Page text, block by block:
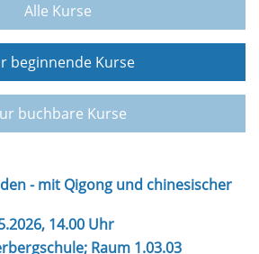
Alle Kurse
beginnende Kurse
buchbare Kurse
- mit Qigong und chinesischer
14.00 Uhr
Raum 1.03.03